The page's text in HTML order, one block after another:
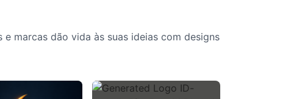
marcas dão vida às suas ideias com designs